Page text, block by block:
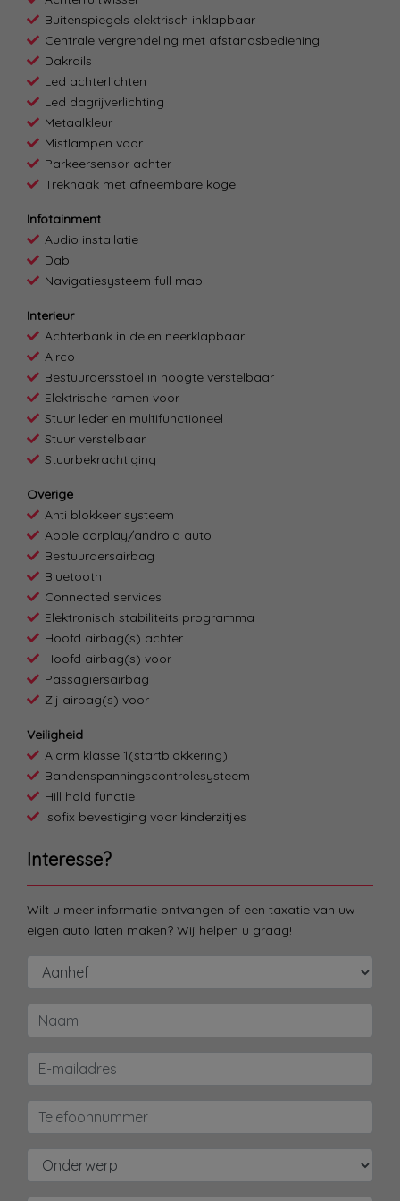
Buitenspiegels elektrisch inklapbaar
Centrale vergrendeling met afstandsbediening
Dakrails
Led achterlichten
Led dagrijverlichting
Metaalkleur
Mistlampen voor
Parkeersensor achter
Trekhaak met afneembare kogel
Infotainment
Audio installatie
Dab
Navigatiesysteem full map
Interieur
Achterbank in delen neerklapbaar
Airco
Bestuurdersstoel in hoogte verstelbaar
Elektrische ramen voor
Stuur leder en multifunctioneel
Stuur verstelbaar
Stuurbekrachtiging
Overige
Anti blokkeer systeem
Apple carplay/android auto
Bestuurdersairbag
Bluetooth
Connected services
Elektronisch stabiliteits programma
Hoofd airbag(s) achter
Hoofd airbag(s) voor
Passagiersairbag
Zij airbag(s) voor
Veiligheid
Alarm klasse 1(startblokkering)
Bandenspanningscontrolesysteem
Hill hold functie
Isofix bevestiging voor kinderzitjes
Interesse?
Wilt u meer informatie ontvangen of een taxatie van uw
eigen auto laten maken? Wij helpen u graag!